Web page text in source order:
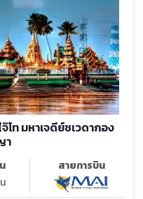
โท มหาเจดีย์ชเวดากอง
า
สายการบิน